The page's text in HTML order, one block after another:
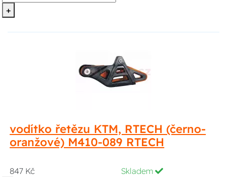
+
vodítko řetězu KTM, RTECH (černo-
oranžové) M410-089 RTECH
847 Kč
Skladem